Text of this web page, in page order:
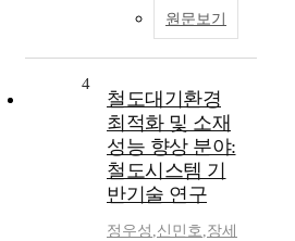
원문보기
4
철도대기환경
최적화 및 소재
성능 향상 분야:
철도시스템 기
반기술 연구
정우성 ,신민호,장세